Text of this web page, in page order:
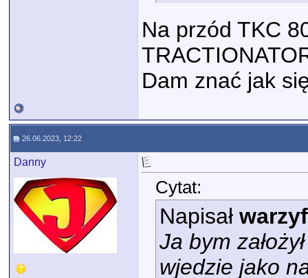
Na przód TKC
Dam znać jak
26.06.2023, 12:22
Danny
Cytat:
Napisał
Ja bym
wjedzie jako